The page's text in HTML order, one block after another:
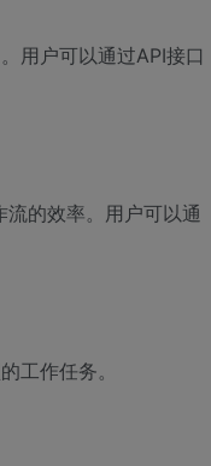
用户可以通过API接口
的效率。用户可以通
工作任务。